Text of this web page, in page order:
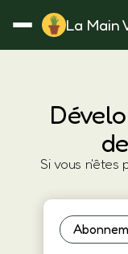
La Main
Rotation
Si vous n'êtes